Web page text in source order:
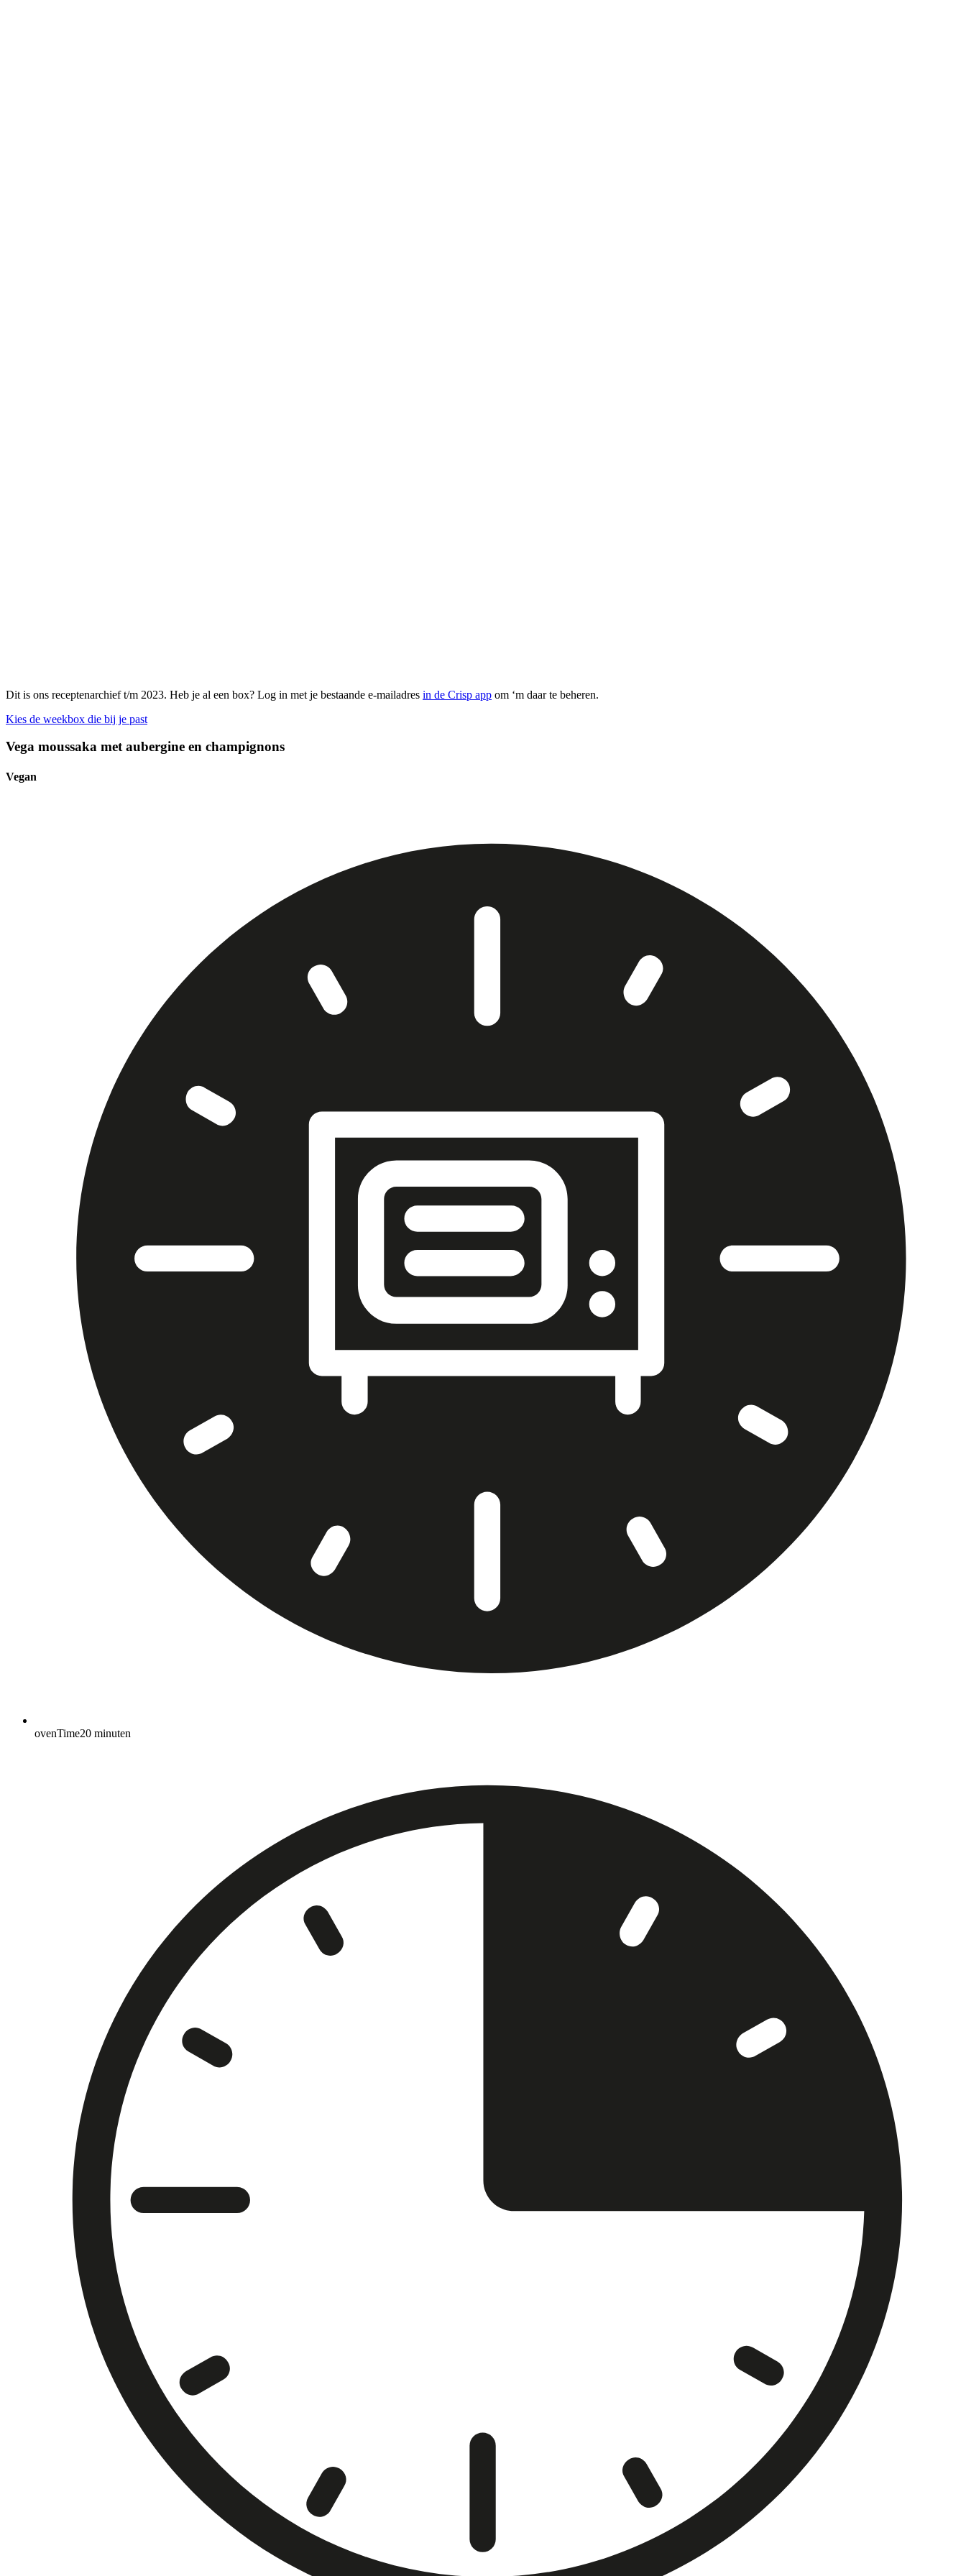
Dit is ons receptenarchief t/m 2023. Heb je al een box? Log in met je bestaande e-mailadres in de Crisp app om ‘m daar te beheren.
Kies de weekbox die bij je past
Vega moussaka met aubergine en champignons
Vegan
ovenTime20 minuten